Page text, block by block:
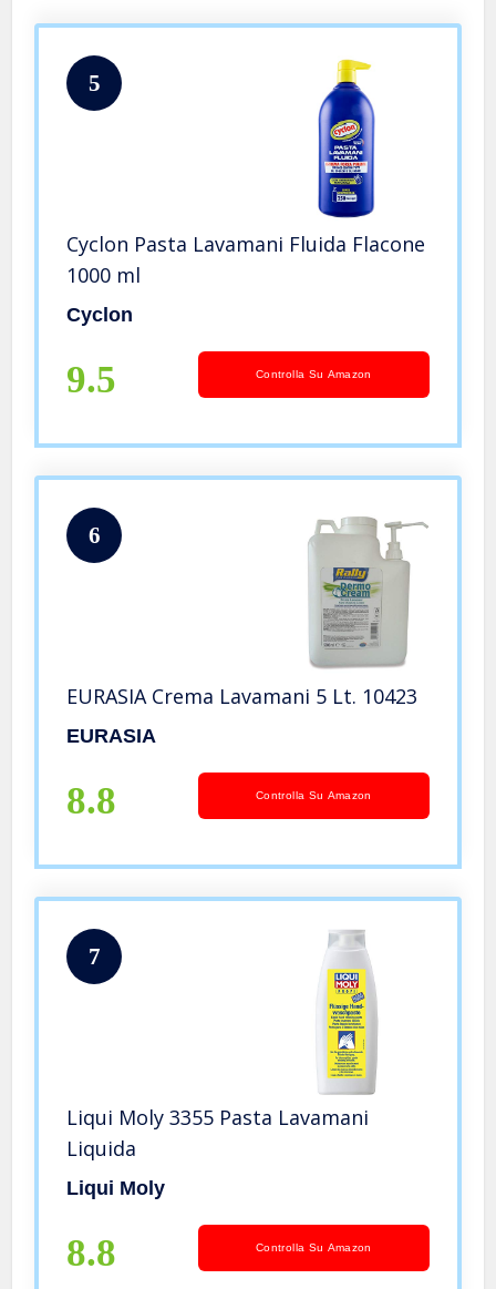
5
Cyclon Pasta Lavamani Fluida Flacone
1000 ml
Cyclon
9.5 Controlla Su Amazon
6
EURASIA Crema Lavamani 5 Lt. 10423
EURASIA
8.8 Controlla Su Amazon
7
Liqui Moly 3355 Pasta Lavamani
Liquida
Liqui Moly
8.8 Controlla Su Amazon